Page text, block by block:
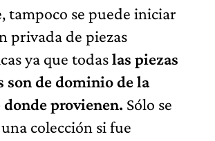
tampoco se puede iniciar
privada de piezas
ya que todaslas piezas
son de dominio de la
provienen. Sólo se
colección si fue